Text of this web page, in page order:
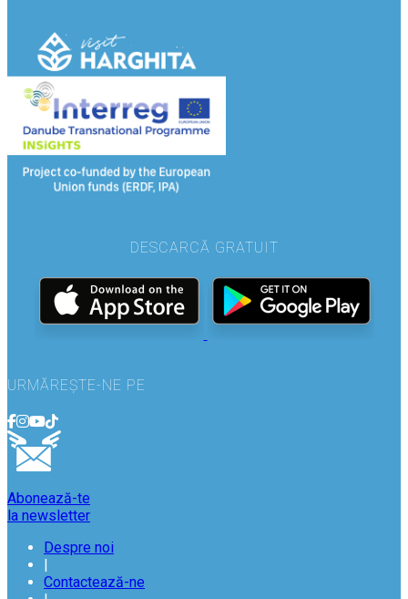
DESCARCĂ GRATUIT
URMĂREȘTE-NE PE
Abonează-te
la newsletter
Despre noi
Contactează-ne